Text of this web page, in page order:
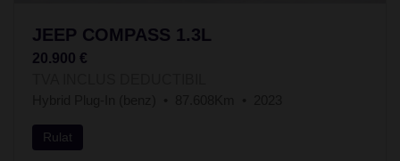
JEEP COMPASS 1.3L
20.900 €
Rulat